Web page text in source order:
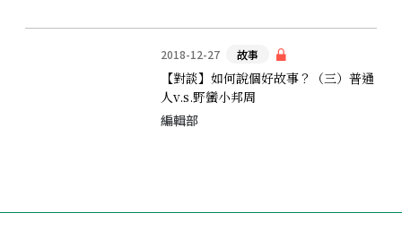
2018-12-27 故事
【對談】如何說個好故事？（三）普通
人v.s.野蠻小邦周
編輯部